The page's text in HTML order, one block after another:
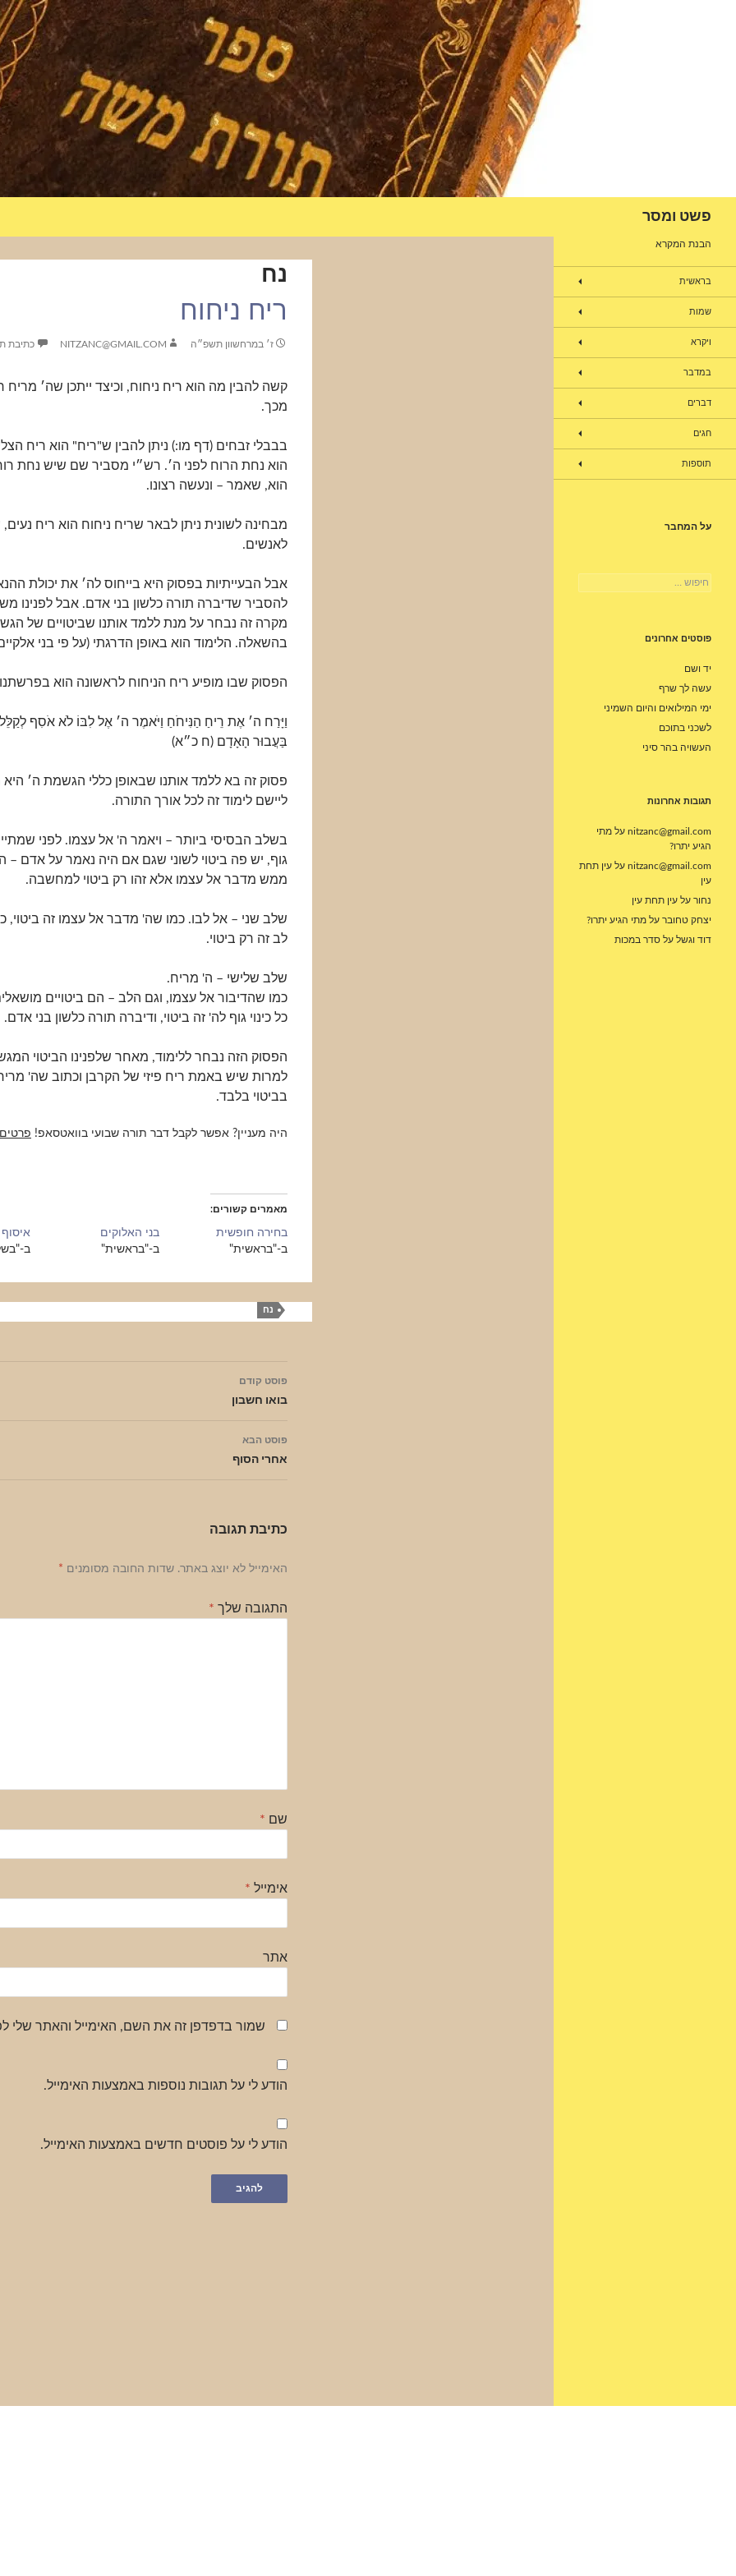
פשט ומסר
נח
ריח ניחוח
ז׳ במרחשוון תשפ״ה NITZANC@GMAIL.COM כתיבת
קשה להבין מה הוא ריח ניחוח, וכיצד ייתכן שה׳ מריח
מכך.
בבבלי זבחים (דף מו:) ניתן להבין ש"ריח" הוא ריח
הוא נחת הרוח לפני ה׳. רש״י מסביר שם שיש נחת
הוא, שאמר – ונעשה רצונו.
מבחינה לשונית ניתן לבאר שריח ניחוח הוא ריח
לאנשים.
אבל הבעייתיות בפסוק היא בייחוס לה׳ את יכולת
להסביר שדיברה תורה כלשון בני אדם. אבל לפנינו
מקרה זה נבחר על מנת ללמד אותנו שביטויים של
בהשאלה. הלימוד הוא באופן הדרגתי (על פי בני
הפסוק שבו מופיע ריח הניחוח לראשונה הוא
וַיָּרַח ה׳ אֶת רֵיחַ הַנִּיחֹחַ וַיֹּאמֶר ה׳ אֶל לִבּוֹ לֹא אֹסִף
בַּעֲבוּר הָאָדָם (ח כ״א)
פסוק זה בא ללמד אותנו שבאופן כללי הגשמת ה׳ היא
ליישם לימוד זה לכל אורך התורה.
בשלב הבסיסי ביותר – ויאמר ה' אל עצמו. לפני
גוף, יש פה ביטוי לשוני שגם אם היה נאמר על אדם –
ממש מדבר אל עצמו אלא זהו רק ביטוי למחשבה.
שלב שני – אל לבו. כמו שה' מדבר אל עצמו זה ביטוי,
לב זה רק ביטוי.
שלב שלישי – ה' מריח.
כמו שהדיבור אל עצמו, וגם הלב – הם ביטויים
כל כינוי גוף לה' זה ביטוי, ודיברה תורה כלשון בני אדם.
הפסוק הזה נבחר ללימוד, מאחר שלפנינו הביטוי
למרות שיש באמת ריח פיזי של הקרבן וכתוב שה'
בביטוי בלבד.
היה מעניין? אפשר לקבל דבר תורה שבועי בוואטסאפ! פרטים
מאמרים קשורים
בחירה חופשית
ב-"בראשית"
בני האלוקים
ב-"בראשית"
ב-
נח
ניווט
בפוסטים
פוסט קודם
בואו חשבון
פוסט הבא
אחרי הסוף
כתיבת תגובה
האימייל לא יוצג באתר. שדות החובה מסומנים *
התגובה שלך *
שם *
אימייל *
אתר
שמור בדפדפן זה את השם, האימייל והאתר שלי
הודע לי על תגובות נוספות באמצעות האימייל.
הודע לי על פוסטים חדשים באמצעות האימייל.
הבנת המקרא
בראשית
שמות
ויקרא
במדבר
דברים
חגים
תוספות
על המחבר
חיפוש:
פוסטים אחרונים
יד ושם
עשה לך שרף
ימי המילואים והיום השמיני
לשכני בתוכם
העשויה בהר סיני
תגובות אחרונות
nitzanc@gmail.com על מתי
הגיע יתרו?
nitzanc@gmail.com על עין תחת
עין
נחור על עין תחת עין
יצחק טחובר על מתי הגיע יתרו?
דוד וגשל על סדר במכות